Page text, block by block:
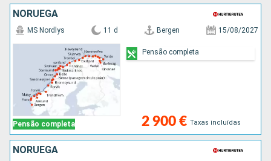
NORUEGA
Pensão completa
MS Nordlys 11 d Bergen 15/08/2027
2 900 € Taxas incluídas
Pensão completa
NORUEGA